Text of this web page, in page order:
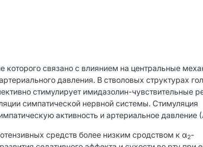
которого связано с влиянием на центральные
давления. В стволовых структурах
стимулирует имидазолин-чувствительные
симпатической нервной системы. Стимуляция
активность и артериальное давление
средств более низким сродством к α2-